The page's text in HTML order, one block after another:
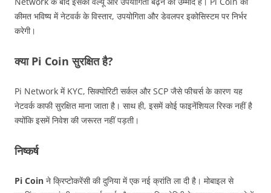
कीमत भविष्य में नेटवर्क के विस्तार, उपयोगिता और डेवलपर इकोसिस्टम पर निर्भर
करेगी।
क्या Pi Coin सुरक्षित है?
Pi Network में KYC, सिक्योरिटी सर्कल और SCP जैसे फीचर्स के कारण यह
नेटवर्क काफी सुरक्षित माना जाता है। साथ ही, इसमें कोई फाइनेंशियल रिस्क नहीं है
क्योंकि इसमें निवेश की जरूरत नहीं पड़ती।
निष्कर्ष
Pi Coin ने क्रिप्टोकरेंसी की दुनिया में एक नई क्रांति ला दी है। मोबाइल से